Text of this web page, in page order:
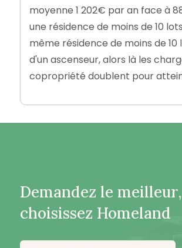
moyenne 1 202€ par an face à
une résidence de moins de 10
même résidence de moins de 10
d'un ascenseur, alors là les
copropriété doublent pour
Demandez le meilleur,
choisissez Homeland